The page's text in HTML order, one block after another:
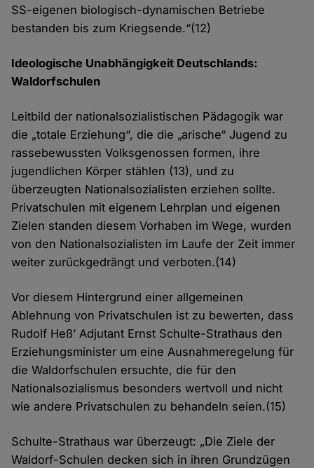
SS-eigenen biologisch-dynamischen Betriebe
bestanden bis zum Kriegsende.“(12)
Ideologische Unabhängigkeit Deutschlands:
Waldorfschulen
Leitbild der nationalsozialistischen Pädagogik war
die „totale Erziehung“, die die „arische“ Jugend zu
rassebewussten Volksgenossen formen, ihre
jugendlichen Körper stählen (13), und zu
überzeugten Nationalsozialisten erziehen sollte.
Privatschulen mit eigenem Lehrplan und eigenen
Zielen standen diesem Vorhaben im Wege, wurden
von den Nationalsozialisten im Laufe der Zeit immer
weiter zurückgedrängt und verboten.(14)
Vor diesem Hintergrund einer allgemeinen
Ablehnung von Privatschulen ist zu bewerten, dass
Rudolf Heß’ Adjutant Ernst Schulte-Strathaus den
Erziehungsminister um eine Ausnahmeregelung für
die Waldorfschulen ersuchte, die für den
Nationalsozialismus besonders wertvoll und nicht
wie andere Privatschulen zu behandeln seien.(15)
Schulte-Strathaus war überzeugt: „Die Ziele der
Waldorf-Schulen decken sich in ihren Grundzügen